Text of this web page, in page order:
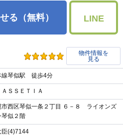
る（無料） LINE
物件情報を
見る
線琴似駅 徒歩4分
ＳＳＥＴＩＡ
市西区琴似一条２丁目 ６－８ ライオンズ
琴似２階
臣(4)7144